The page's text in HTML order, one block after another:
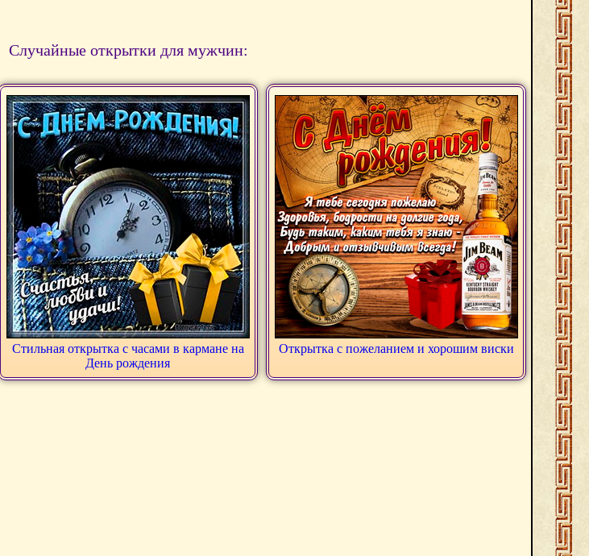
Случайные открытки для мужчин:
Стильная открытка с часами в кармане на
День рождения
Открытка с пожеланием и хорошим виски